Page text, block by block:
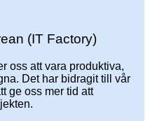
(IT Factory)
oss att vara produktiva,
Det har bidragit till vår
ge oss mer tid att